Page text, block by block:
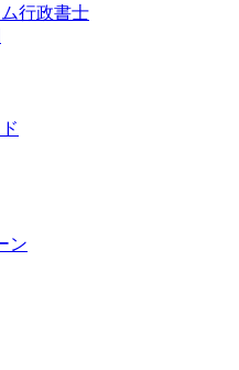
行政書士
ン